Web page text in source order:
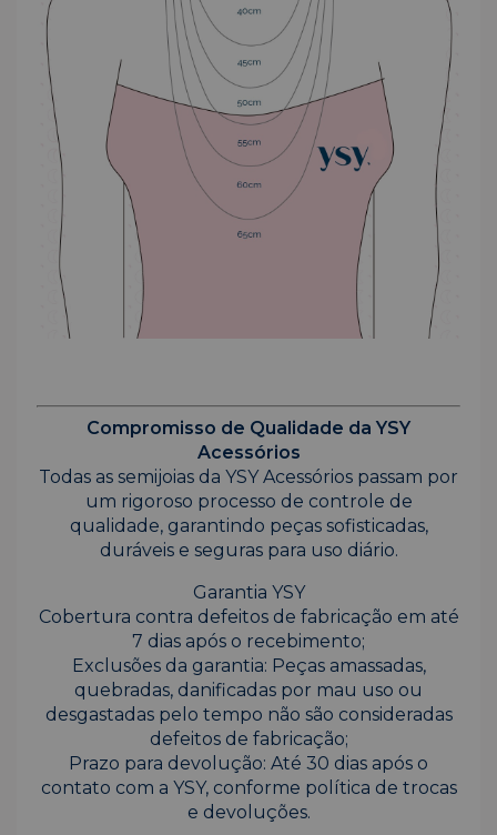
Compromisso de Qualidade da YSY
Acessórios
Todas as semijoias da YSY Acessórios passam por
um rigoroso processo de controle de
qualidade, garantindo peças sofisticadas,
duráveis e seguras para uso diário.
Garantia YSY
Cobertura contra defeitos de fabricação em até
7 dias após o recebimento;
Exclusões da garantia: Peças amassadas,
quebradas, danificadas por mau uso ou
desgastadas pelo tempo não são consideradas
defeitos de fabricação;
Prazo para devolução: Até 30 dias após o
contato com a YSY, conforme política de trocas
e devoluções.